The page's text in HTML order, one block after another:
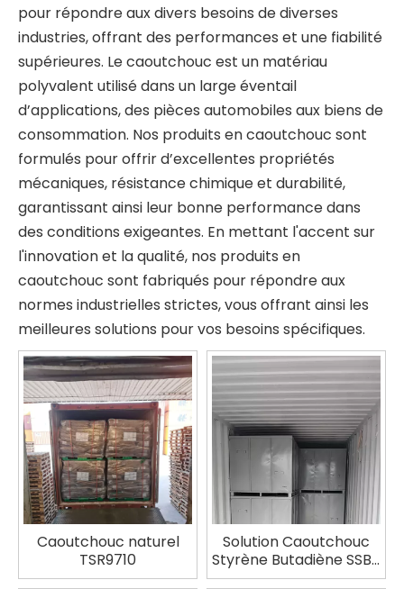
pour répondre aux divers besoins de diverses
industries, offrant des performances et une fiabilité
supérieures. Le caoutchouc est un matériau
polyvalent utilisé dans un large éventail
d’applications, des pièces automobiles aux biens de
consommation. Nos produits en caoutchouc sont
formulés pour offrir d’excellentes propriétés
mécaniques, résistance chimique et durabilité,
garantissant ainsi leur bonne performance dans
des conditions exigeantes. En mettant l'accent sur
l'innovation et la qualité, nos produits en
caoutchouc sont fabriqués pour répondre aux
normes industrielles strictes, vous offrant ainsi les
meilleures solutions pour vos besoins spécifiques.
Caoutchouc naturel
TSR9710
Solution Caoutchouc
Styrène Butadiène SSBR
HPR950 Eneos